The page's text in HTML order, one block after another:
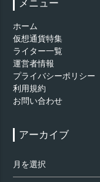
メニュー
ホーム
仮想通貨特集
ライター一覧
運営者情報
プライバシーポリシー
利用規約
お問い合わせ
アーカイブ
ー